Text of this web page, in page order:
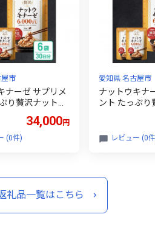
市
ナーゼ サプリメ
り贅沢ナットウ
34,000円
(0件)
愛知県 名古屋市
ナットウキナ
ント たっぷり
レビュー (0
礼品一覧はこちら